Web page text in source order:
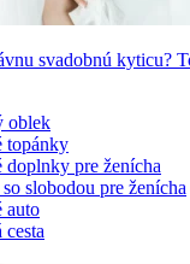
svadobnú kyticu?
oblek
topánky
doplnky pre ženícha
slobodou pre ženícha
auto
cesta